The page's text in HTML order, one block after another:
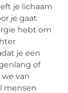
je lichaam
je gaat
hebt om
je een
of
van
mensen